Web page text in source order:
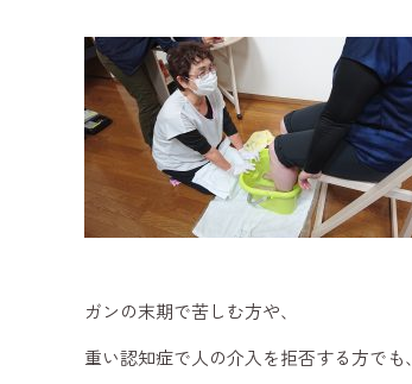
ガンの末期で苦しむ方や、
重い認知症で人の介入を拒否する方でも、